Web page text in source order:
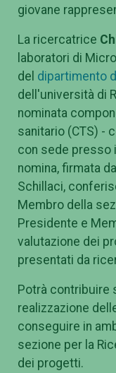
giovane
La ricercatrice
laboratori di
del dipartimento
dell'università di
nominata
sanitario (CTS) -
con sede presso
nomina, firmata
Schillaci,
Membro della
Presidente e
valutazione dei
presentati da
Potrà contribuire
realizzazione
conseguire in
sezione per la
dei progetti.